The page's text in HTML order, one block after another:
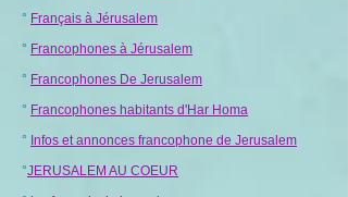
° Français à Jérusalem
° Francophones à Jérusalem
° Francophones De Jerusalem
° Francophones habitants d'Har Homa
° Infos et annonces francophone de Jerusalem
°JERUSALEM AU COEUR